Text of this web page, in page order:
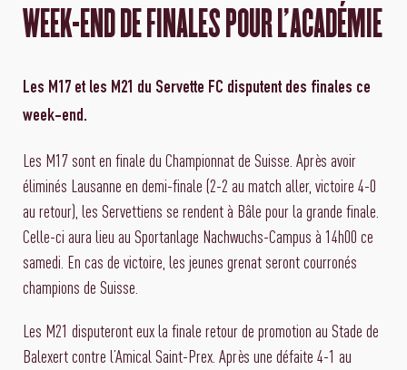
WEEK-END DE FINALES POUR L'ACADÉMIE
Les M17 et les M21 du Servette FC disputent des finales ce
week-end.
Les M17 sont en finale du Championnat de Suisse. Après avoir
éliminés Lausanne en demi-finale (2-2 au match aller, victoire 4-0
au retour), les Servettiens se rendent à Bâle pour la grande finale.
Celle-ci aura lieu au Sportanlage Nachwuchs-Campus à 14h00 ce
samedi. En cas de victoire, les jeunes grenat seront courronés
champions de Suisse.
Les M21 disputeront eux la finale retour de promotion au Stade de
Balexert contre l’Amical Saint-Prex. Après une défaite 4-1 au